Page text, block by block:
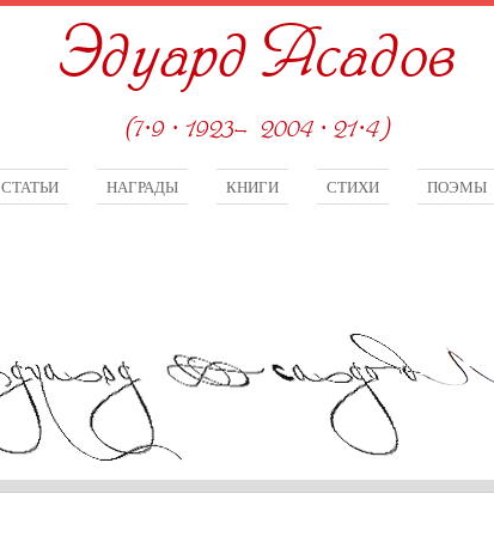
Эдуард Асадов
(7·9 · 1923—2004 · 21·4)
СТАТЬИ НАГРАДЫ КНИГИ СТИХИ ПОЭМЫ